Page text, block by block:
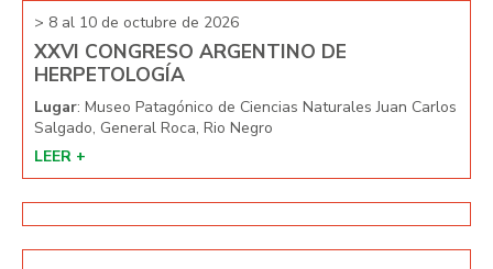
> 8 al 10 de octubre de 2026
XXVI CONGRESO ARGENTINO DE
HERPETOLOGÍA
Lugar: Museo Patagónico de Ciencias Naturales Juan Carlos
Salgado, General Roca, Rio Negro
LEER +